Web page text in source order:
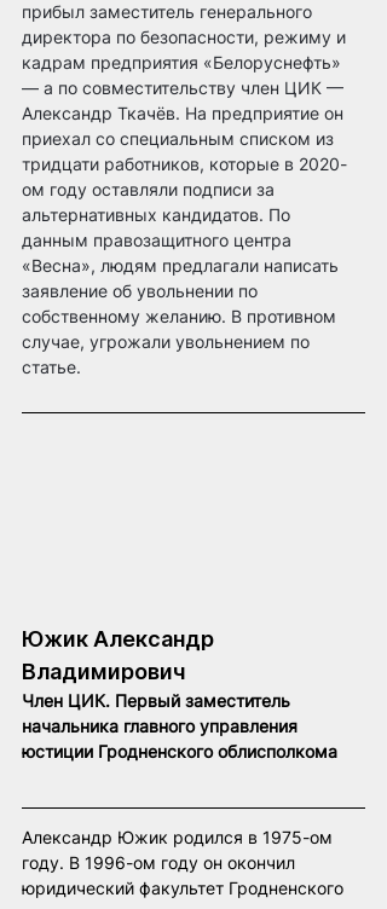
прибыл заместитель генерального
директора по безопасности, режиму и
кадрам предприятия «Белоруснефть»
— а по совместительству член ЦИК —
Александр Ткачёв. На предприятие он
приехал со специальным списком из
тридцати работников, которые в 2020-
ом году оставляли подписи за
альтернативных кандидатов. По
данным правозащитного центра
«Весна», людям предлагали написать
заявление об увольнении по
собственному желанию. В противном
случае, угрожали увольнением по
статье.
Южик Александр
Владимирович
Член ЦИК. Первый заместитель
начальника главного управления
юстиции Гродненского облисполкома
Александр Южик родился в 1975-ом
году. В 1996-ом году он окончил
юридический факультет Гродненского